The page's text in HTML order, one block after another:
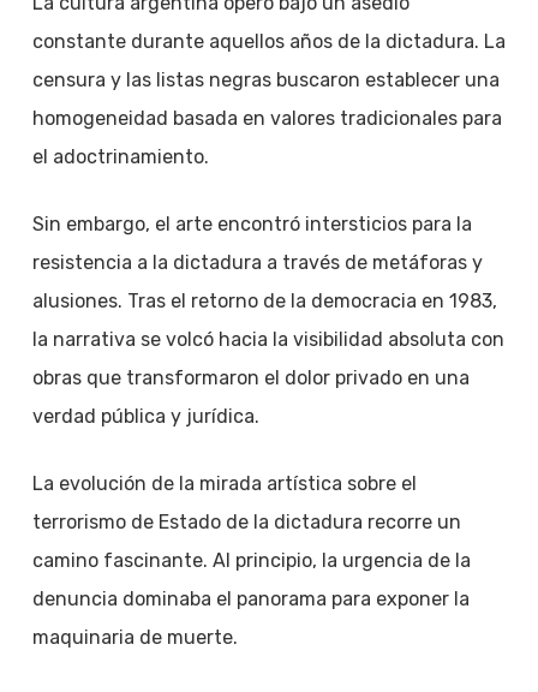
constante durante aquellos años de la dictadura. La
censura y las listas negras buscaron establecer una
homogeneidad basada en valores tradicionales para
el adoctrinamiento.
Sin embargo, el arte encontró intersticios para la
resistencia a la dictadura a través de metáforas y
alusiones. Tras el retorno de la democracia en 1983,
la narrativa se volcó hacia la visibilidad absoluta con
obras que transformaron el dolor privado en una
verdad pública y jurídica.
La evolución de la mirada artística sobre el
terrorismo de Estado de la dictadura recorre un
camino fascinante. Al principio, la urgencia de la
denuncia dominaba el panorama para exponer la
maquinaria de muerte.